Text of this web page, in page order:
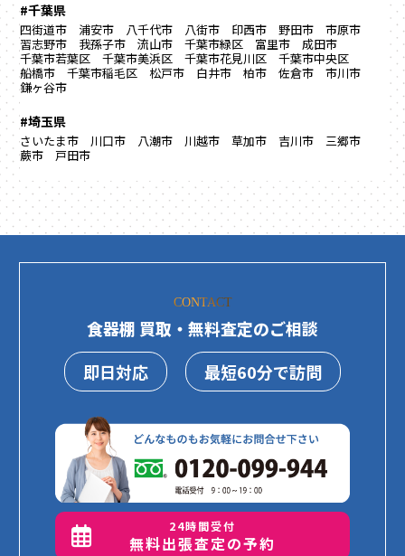
#千葉県
四街道市 浦安市 八千代市 八街市 印西市 野田市
市原市
習志野市
我孫子市 流山市 千葉市緑区 富里市
成田市
千葉市若葉区
千葉市美浜区 千葉市花見川区
千葉市中央区
船橋市
千葉市稲毛区 松戸市 白井市 柏市 佐倉市
市川市
鎌ヶ谷市
#埼玉県
さいたま市 川口市 八潮市 川越市 草加市 吉川市
三郷市
蕨市
戸田市
CONTACT
食器棚 買取・無料査定のご相談
即日対応
最短60分で訪問
24時間受付
無料出張査定の予約